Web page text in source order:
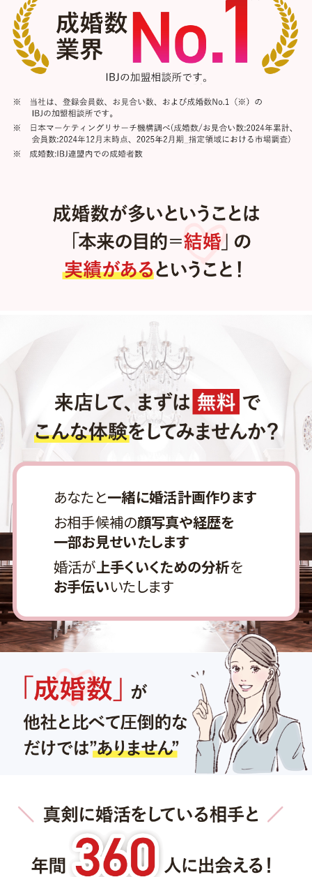
あなたと一緒に婚活計画作ります
お相手候補の顔写真や経歴を
一部お見せいたします
婚活が上手くいくための分析を
お手伝いいたします